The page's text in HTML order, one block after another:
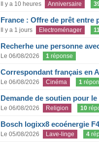
Il y a 10 heures Anniversaire
France : Offre de prêt entre
Il y a 1 jours Electroménager
Recherhe une personne
Le 06/08/2026 1réponse
Correspondant français en
Le 06/08/2026 Cinéma 1
Demande de soutien pour
Le 06/08/2026 Religion 10
Bosch logixx8 ecoénergie
Le 05/08/2026 Lave-linge 4